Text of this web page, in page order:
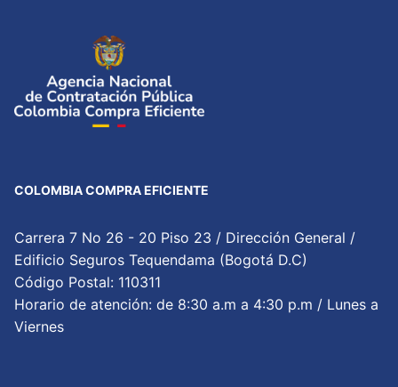
COLOMBIA COMPRA EFICIENTE
Carrera 7 No 26 - 20 Piso 23 / Dirección General /
Edificio Seguros Tequendama (Bogotá D.C)
Código Postal: 110311
Horario de atención: de 8:30 a.m a 4:30 p.m / Lunes a
Viernes